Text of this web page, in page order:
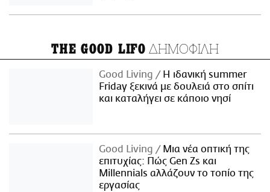
THE GOOD LIFO ΔΗΜΟΦΙΛΗ
Good Living
Η ιδανική summer
Friday ξεκινά με δουλειά στο σπίτι
και καταλήγει σε κάποιο νησί
Good Living
Μια νέα οπτική της
επιτυχίας: Πώς Gen Zs και
Millennials αλλάζουν το τοπίο της
εργασίας